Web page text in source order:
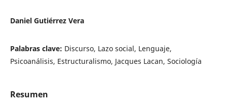
Daniel Gutiérrez Vera
Palabras clave: Discurso, Lazo social, Lenguaje,
Psicoanálisis, Estructuralismo, Jacques Lacan, Sociología
Resumen